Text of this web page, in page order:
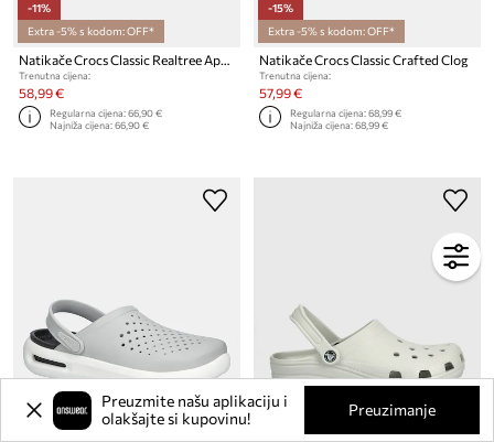
-11%
Extra -5% s kodom: OFF*
Natikače Crocs Classic Realtree Apx Clog
Trenutna cijena:
58,99 €
Regularna cijena:66,90 €
Najniža cijena:66,90 €
-15%
Extra -5% s kodom: OFF*
Natikače Crocs Classic Crafted Clog
Trenutna cijena:
57,99 €
Regularna cijena:68,99 €
Najniža cijena:68,99 €
Preuzmite našu aplikaciju i
olakšajte si kupovinu!
Preuzimanje